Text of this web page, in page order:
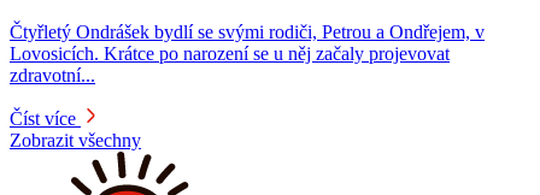
Čtyřletý Ondrášek bydlí se svými rodiči, Petrou a Ondřejem, v
Lovosicích. Krátce po narození se u něj začaly projevovat
zdravotní...
Číst více
Zobrazit všechny